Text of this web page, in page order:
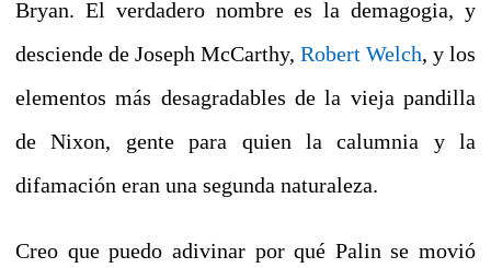
Bryan. El verdadero nombre es la demagogia, y
desciende de Joseph McCarthy, Robert Welch, y los
elementos más desagradables de la vieja pandilla
de Nixon, gente para quien la calumnia y la
difamación eran una segunda naturaleza.
Creo que puedo adivinar por qué Palin se movió